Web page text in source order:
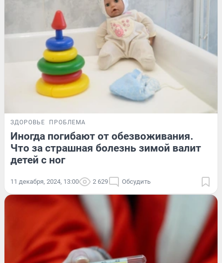
ЗДОРОВЬЕ ПРОБЛЕМА
Иногда погибают от обезвоживания.
Что за страшная болезнь зимой валит
детей с ног
11 декабря, 2024, 13:00 2 629 Обсудить